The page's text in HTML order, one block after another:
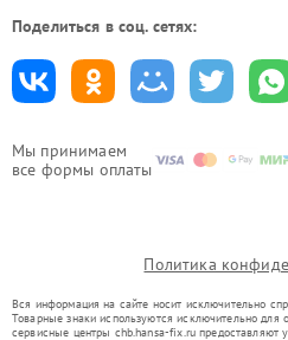
Мы принимаем
все формы оплаты
Поделиться в соц. сетях:
Политика
Вся информация на сайте носит исключительно
Товарные знаки используются исключительно для
сервисные центры chb.hansa-fix.ru предоставляют